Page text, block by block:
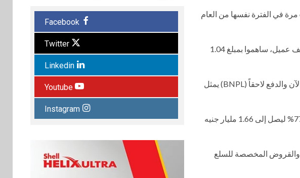
ووفق للبيان، ارتفع معدل تكرار المعاملات لكل عميل إلى 8.1 مرة خلال الربع الأول من عام 2026، مقارنة بـ 6.5 مرة في الفترة نفسها من العام
وتضم شبكة ڤاليو أكثر من 9,500 شريك من التجار، كما وصل قطاع العملاء غير المتعاملين مع البنوك إلى 366 ألف عميل، ساهموا بمبلغ 1.04
وشهدت باقة لمنتجات ڤاليو توسعاً ملحوظاً وتنوعاً عبر مختلف القطاعات عالية النمو. ولا يزال منتج “U” للشراء الآن والدفع لاحقاً (BNPL) يمثل
وبالتوازي، برزت البطاقة مسبقة الدفع كمحرك حيوي للتفاعل اليومي، حيث قفز حجم الإنفاق من خلالها بنسبة 77% ليصل إلى 1.66 مليار جنيه
كما أظهر منتج Shift لتمويل السيارات مرونة بزيادة قدرها 31% ليصل إلى 1.2 مليار جنيه، بينما ارتفع منتج Ulter والقروض المخصصة للسلع
Facebook
Twitter
Linkedin
Youtube
Instagram